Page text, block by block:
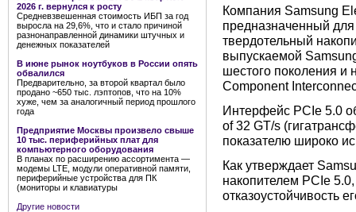
2026 г. вернулся к росту
Средневзвешенная стоимость ИБП за год
выросла на 29,6%, что и стало причиной
разнонаправленной динамики штучных и
денежных показателей
В июне рынок ноутбуков в России опять
обвалился
Предварительно, за второй квартал было
продано ~650 тыс. лэптопов, что на 10%
хуже, чем за аналогичный период прошлого
года
Предприятие Москвы произвело свыше
10 тыс. периферийных плат для
компьютерного оборудования
В планах по расширению ассортимента —
модемы LTE, модули оперативной памяти,
периферийные устройства для ПК
(мониторы и клавиатуры
Другие новости
Компания Samsung
предназначенный
твердотельный
выпускаемой
шестого поколения
Component
Интерфейс PCIe 5.0
of 32 GT/s
показателю широко
Как утверждает
накопителем PCIe
отказоустойчивость